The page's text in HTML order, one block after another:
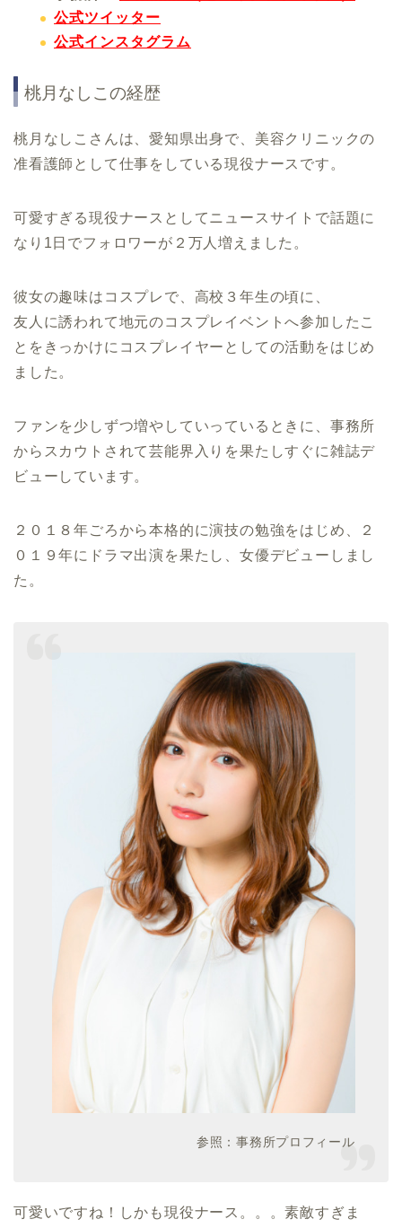
公式ツイッター
公式インスタグラム
桃月なしこの経歴
桃月なしこさんは、愛知県出身で、美容クリニックの
准看護師として仕事をしている現役ナースです。
可愛すぎる現役ナースとしてニュースサイトで話題に
なり1日でフォロワーが２万人増えました。
彼女の趣味はコスプレで、高校３年生の頃に、
友人に誘われて地元のコスプレイベントへ参加したこ
とをきっかけにコスプレイヤーとしての活動をはじめ
ました。
ファンを少しずつ増やしていっているときに、事務所
からスカウトされて芸能界入りを果たしすぐに雑誌デ
ビューしています。
２０１８年ごろから本格的に演技の勉強をはじめ、２
０１９年にドラマ出演を果たし、女優デビューしまし
た。
参照：事務所プロフィール
可愛いですね！しかも現役ナース。。。素敵すぎま